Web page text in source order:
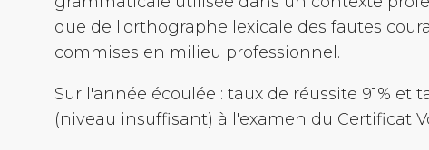
que de l'orthographe lexicale des fautes
commises en milieu professionnel.
Sur l'année écoulée : taux de réussite 91% et
(niveau insuffisant) à l'examen du Certificat